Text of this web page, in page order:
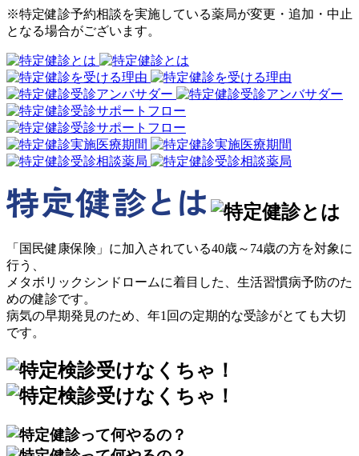
※特定健診予約相談を実施している薬局が変更・追加・中止
となる場合がございます。
「国民健康保険」に加入されている40歳～74歳の方を対象に
行う、
メタボリックシンドロームに着目した、生活習慣病予防のた
めの健診です。
病気の早期発見のため、年1回の定期的な受診がとても大切
です。